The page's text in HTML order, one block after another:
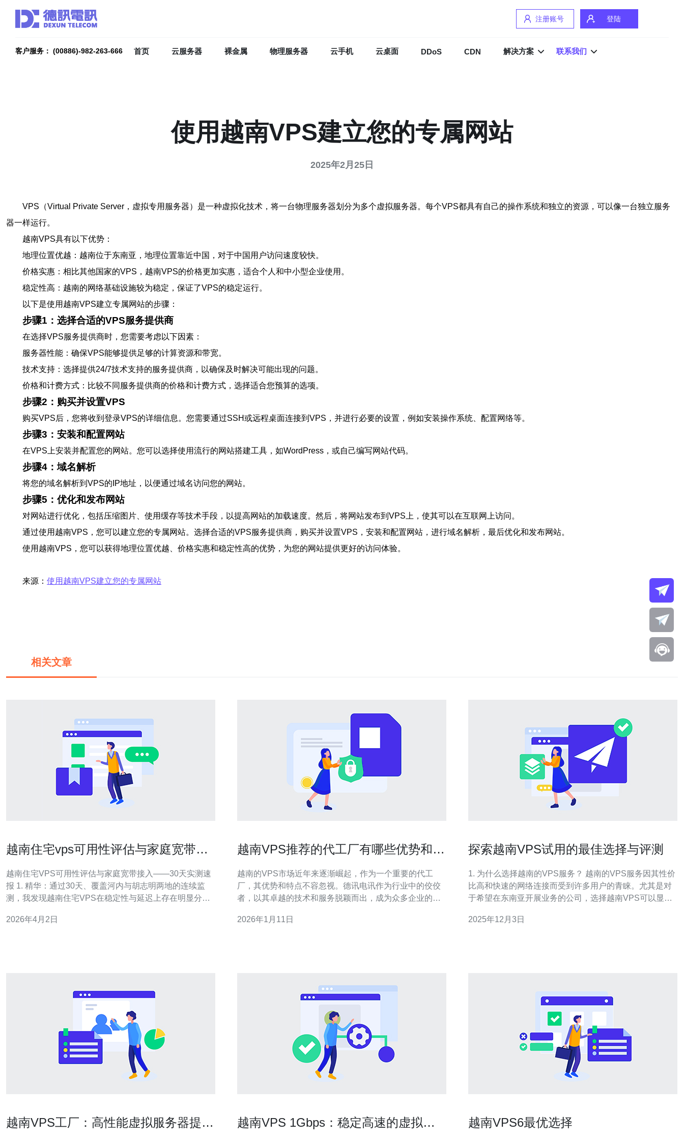
注册账号 登陆
客户服务： (00886)-982-263-666 首页 云服务器 裸金属 物理服务器 云手机 云桌面 DDoS CDN 解决方案 联系我们
使用越南VPS建立您的专属网站
2025年2月25日
VPS（Virtual Private Server，虚拟专用服务器）是一种虚拟化技术，将一台物理服务器划分为多个虚拟服务器。每个VPS都具有自己的操作系统和独立的资源，可以像一台独立服务
器一样运行。
越南VPS具有以下优势：
地理位置优越：越南位于东南亚，地理位置靠近中国，对于中国用户访问速度较快。
价格实惠：相比其他国家的VPS，越南VPS的价格更加实惠，适合个人和中小型企业使用。
稳定性高：越南的网络基础设施较为稳定，保证了VPS的稳定运行。
以下是使用越南VPS建立专属网站的步骤：
步骤1：选择合适的VPS服务提供商
在选择VPS服务提供商时，您需要考虑以下因素：
服务器性能：确保VPS能够提供足够的计算资源和带宽。
技术支持：选择提供24/7技术支持的服务提供商，以确保及时解决可能出现的问题。
价格和计费方式：比较不同服务提供商的价格和计费方式，选择适合您预算的选项。
步骤2：购买并设置VPS
购买VPS后，您将收到登录VPS的详细信息。您需要通过SSH或远程桌面连接到VPS，并进行必要的设置，例如安装操作系统、配置网络等。
步骤3：安装和配置网站
在VPS上安装并配置您的网站。您可以选择使用流行的网站搭建工具，如WordPress，或自己编写网站代码。
步骤4：域名解析
将您的域名解析到VPS的IP地址，以便通过域名访问您的网站。
步骤5：优化和发布网站
对网站进行优化，包括压缩图片、使用缓存等技术手段，以提高网站的加载速度。然后，将网站发布到VPS上，使其可以在互联网上访问。
通过使用越南VPS，您可以建立您的专属网站。选择合适的VPS服务提供商，购买并设置VPS，安装和配置网站，进行域名解析，最后优化和发布网站。
使用越南VPS，您可以获得地理位置优越、价格实惠和稳定性高的优势，为您的网站提供更好的访问体验。
来源： 使用越南VPS建立您的专属网站
相关文章
越南住宅vps可用性评估与家庭宽带接
越南住宅VPS可用性评估与家庭宽带接入——30天实测速
报 1. 精华：通过30天、覆盖河内与胡志明两地的连续监
测，我发现越南住宅VPS在稳定性与延迟上存在明显分
ISP（Viettel、VNPT、FPT）在带宽标称值接近度不同，
2026年4月2日
越南VPS推荐的代工厂有哪些优势和特
越南的VPS市场近年来逐渐崛起，作为一个重要的代工
厂，其优势和特点不容忽视。德讯电讯作为行业中的佼佼
者，以其卓越的技术和服务脱颖而出，成为众多企业的首
是德讯电讯为用户提供的优质服务和技术保障。 技术先
2026年1月11日
探索越南VPS试用的最佳选择与评测
1. 为什么选择越南的VPS服务？ 越南的VPS服务因其性价
比高和快速的网络连接而受到许多用户的青睐。尤其是对
于希望在东南亚开展业务的公司，选择越南VPS可以显著
通常提供灵活的套餐，满足不同规模企业的需求。 2. 在越
2025年12月3日
越南VPS工厂：高性能虚拟服务器提供
越南VPS 1Gbps：稳定高速的虚拟私
越南VPS6最优选择